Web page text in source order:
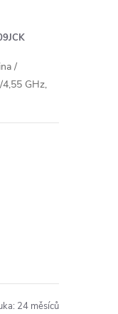
/
GHz,
: 24 měsíců